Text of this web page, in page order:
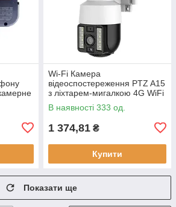
Wi-Fi Камера
відеоспостереження PTZ A15
з ліхтарем-мигалкою 4G WiFi
Вулична відеокамера з
керуванням від телефону,
В наявності 333 од.
1 374,81 ₴
Купити
Показати ще